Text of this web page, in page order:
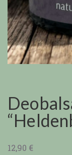
12,90 €